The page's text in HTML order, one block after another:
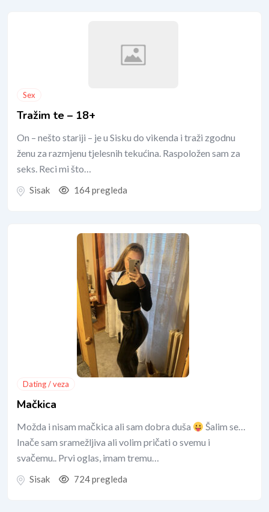
Sex
Tražim te – 18+
On – nešto stariji – je u Sisku do vikenda i traži zgodnu
ženu za razmjenu tjelesnih tekućina. Raspoložen sam za
seks. Reci mi što…
Sisak 164 pregleda
Dating / veza
Mačkica
Možda i nisam mačkica ali sam dobra duša
Šalim se…
Inače sam sramežljiva ali volim pričati o svemu i
svačemu.. Prvi oglas, imam tremu…
Sisak 724 pregleda